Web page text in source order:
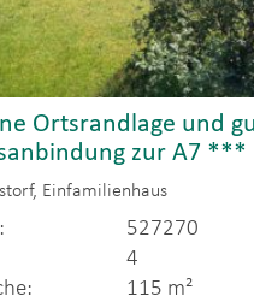
Ortsrandlage und
zur A7 ***
Einfamilienhaus
527270
4
115 m²